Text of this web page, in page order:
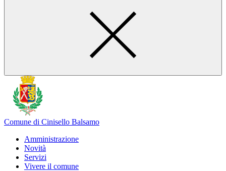
Comune di Cinisello Balsamo
Amministrazione
Novità
Servizi
Vivere il comune